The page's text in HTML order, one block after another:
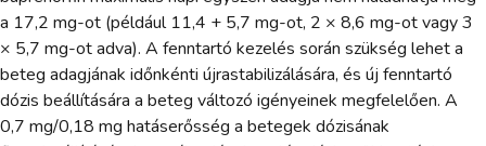
a 17,2 mg-ot (például 11,4 + 5,7 mg-ot, 2 × 8,6 mg-ot vagy 3
× 5,7 mg-ot adva). A fenntartó kezelés során szükség lehet a
beteg adagjának időnkénti újrastabilizálására, és új fenntartó
dózis beállítására a beteg változó igényeinek megfelelően. A
0,7 mg/0,18 mg hatáserősség a betegek dózisának